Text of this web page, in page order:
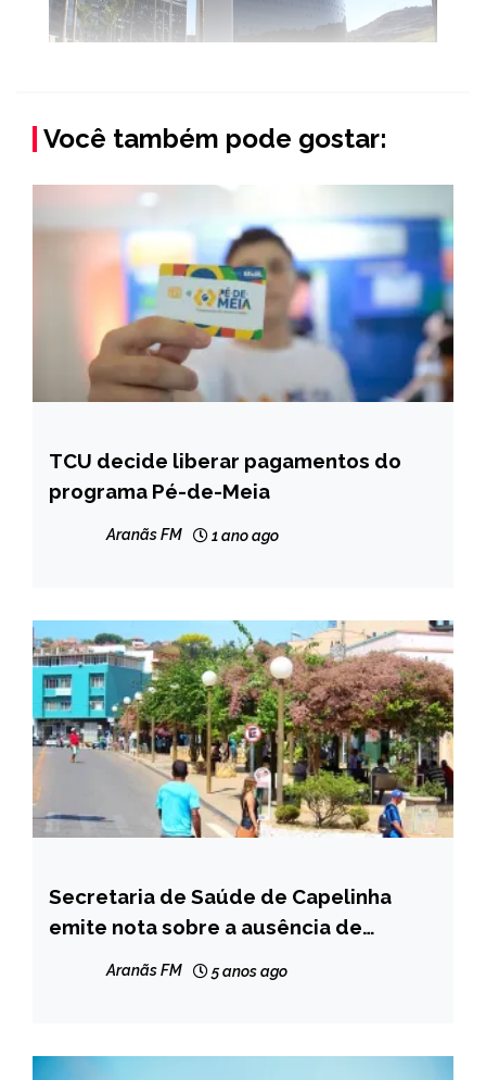
Você também pode gostar:
BRASIL
NOTÍCIAS
TCU decide liberar pagamentos do
programa Pé-de-Meia
Aranãs FM 1 ano ago
CAPELINHA
NOTÍCIAS
Secretaria de Saúde de Capelinha
emite nota sobre a ausência de
Aranãs FM 5 anos ago